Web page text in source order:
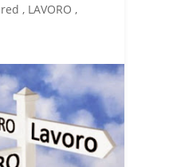
, LAVORO ,